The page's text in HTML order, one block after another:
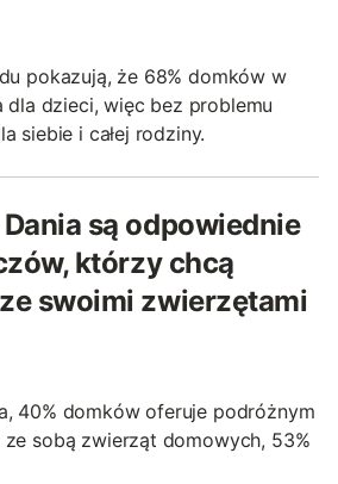
pokazują, że 68% domków w
dla dzieci, więc bez problemu
siebie i całej rodziny.
są odpowiednie
którzy chcą
swoimi zwierzętami
40% domków oferuje podróżnym
sobą zwierząt domowych, 53%